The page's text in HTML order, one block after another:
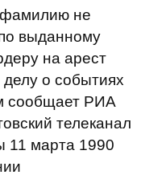
фамилию не
выданному
на арест
о событиях
сообщает РИА
телеканал
11 марта 1990